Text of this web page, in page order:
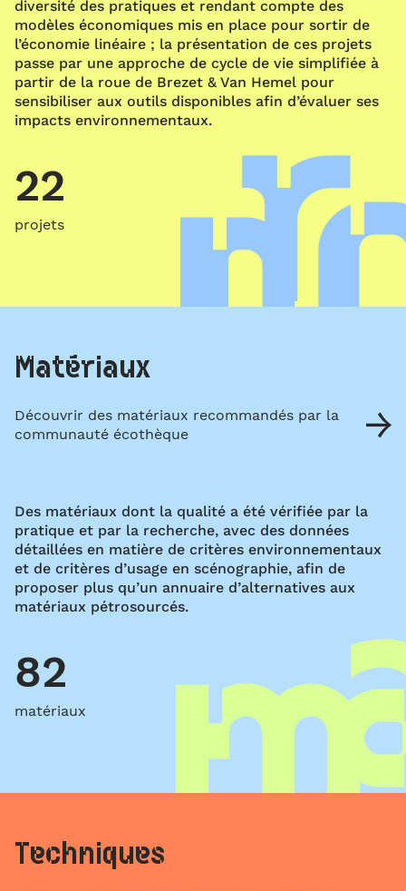
diversité des pratiques et rendant compte des
modèles économiques mis en place pour sortir de
l’économie linéaire ; la présentation de ces projets
passe par une approche de cycle de vie simplifiée à
partir de la roue de Brezet & Van Hemel pour
sensibiliser aux outils disponibles afin d’évaluer ses
impacts environnementaux.
22
projets
Matériaux
Découvrir des matériaux recommandés par la
communauté écothèque
Des matériaux dont la qualité a été vérifiée par la
pratique et par la recherche, avec des données
détaillées en matière de critères environnementaux
et de critères d’usage en scénographie, afin de
proposer plus qu’un annuaire d’alternatives aux
matériaux pétrosourcés.
82
matériaux
Techniques